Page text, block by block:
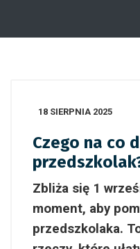
18 SIERPNIA 2025
Czego na co
Zbliża się 1
moment, aby
przedszkolaka.